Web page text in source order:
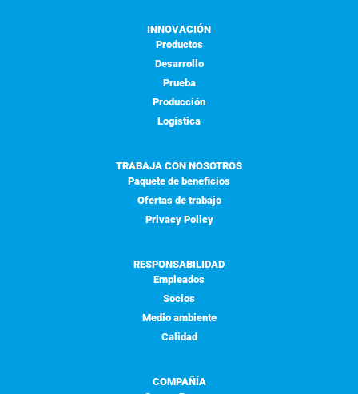
INNOVACIÓN
Productos
Desarrollo
Prueba
Producción
Logística
TRABAJA CON NOSOTROS
Paquete de beneficios
Ofertas de trabajo
Privacy Policy
RESPONSABILIDAD
Empleados
Socios
Medio ambiente
Calidad
COMPAÑÍA